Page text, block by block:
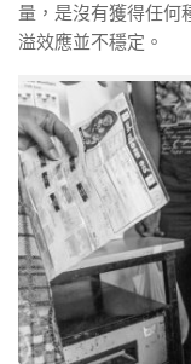
量，是沒有獲得任何
溢效應並不穩定。